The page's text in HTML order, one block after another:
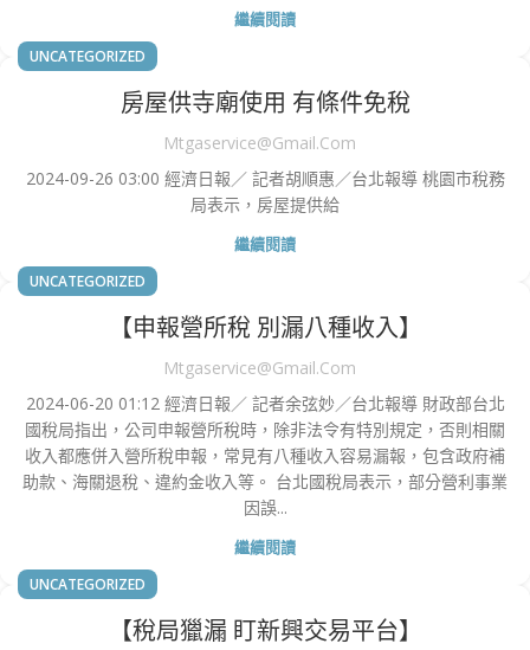
繼續閱讀
UNCATEGORIZED
房屋供寺廟使用 有條件免稅
Mtgaservice@gmail.com
2024-09-26 03:00 經濟日報／ 記者胡順惠／台北報導 桃園市稅務
局表示，房屋提供給
繼續閱讀
UNCATEGORIZED
【申報營所稅 別漏八種收入】
Mtgaservice@gmail.com
2024-06-20 01:12 經濟日報／ 記者余弦妙／台北報導 財政部台北
國稅局指出，公司申報營所稅時，除非法令有特別規定，否則相關
收入都應併入營所稅申報，常見有八種收入容易漏報，包含政府補
助款、海關退稅、違約金收入等。 台北國稅局表示，部分營利事業
因誤...
繼續閱讀
UNCATEGORIZED
【稅局獵漏 盯新興交易平台】